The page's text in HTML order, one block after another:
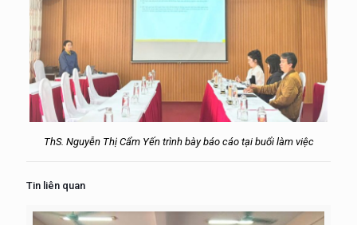
ThS. Nguyễn Thị Cẩm Yến trình bày báo cáo tại buổi làm việc
Tin liên quan